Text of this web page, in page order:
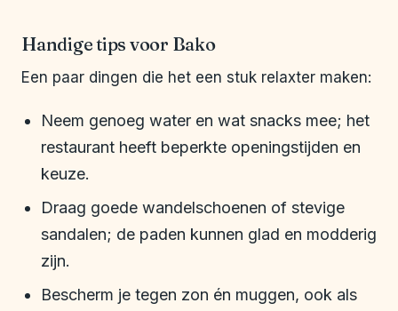
Handige tips voor Bako
Een paar dingen die het een stuk relaxter maken:
Neem genoeg water en wat snacks mee; het
restaurant heeft beperkte openingstijden en
keuze.
Draag goede wandelschoenen of stevige
sandalen; de paden kunnen glad en modderig
zijn.
Bescherm je tegen zon én muggen, ook als